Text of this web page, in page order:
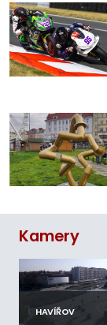
Kamery
HAVÍŘOV